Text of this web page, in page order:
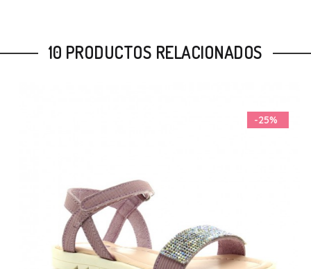
10 PRODUCTOS RELACIONADOS
-25%